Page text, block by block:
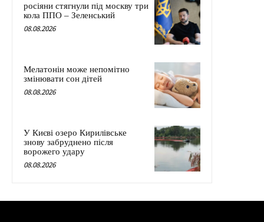
росіяни стягнули під москву три
кола ППО – Зеленський
08.08.2026
Мелатонін може непомітно
змінювати сон дітей
08.08.2026
У Києві озеро Кирилівське
знову забруднено після
ворожего удару
08.08.2026